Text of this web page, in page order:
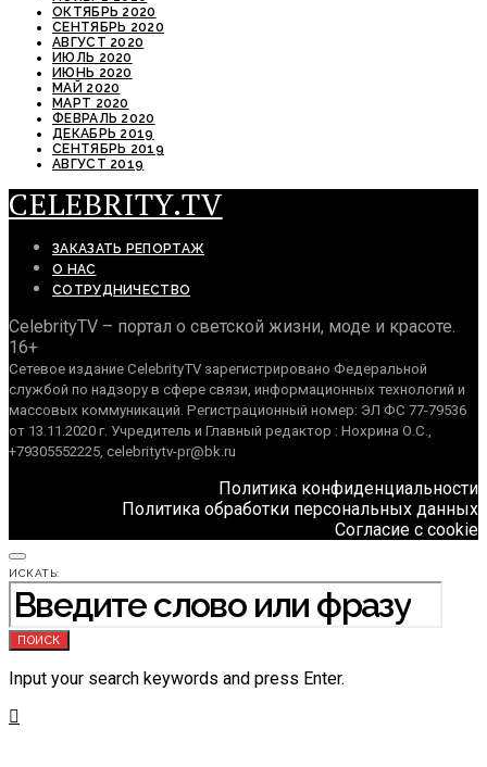
ОКТЯБРЬ 2020
СЕНТЯБРЬ 2020
АВГУСТ 2020
ИЮЛЬ 2020
ИЮНЬ 2020
МАЙ 2020
МАРТ 2020
ФЕВРАЛЬ 2020
ДЕКАБРЬ 2019
СЕНТЯБРЬ 2019
АВГУСТ 2019
CELEBRITY.TV
ЗАКАЗАТЬ РЕПОРТАЖ
О НАС
СОТРУДНИЧЕСТВО
CelebrityTV – портал о светской жизни, моде и красоте.
16+
Сетевое издание CelebrityTV зарегистрировано Федеральной
службой по надзору в сфере связи, информационных технологий и
массовых коммуникаций. Регистрационный номер: ЭЛ ФС 77-79536
от 13.11.2020 г. Учредитель и Главный редактор : Нохрина О.С.,
+79305552225, celebritytv-pr@bk.ru
Политика конфиденциальности
Политика обработки персональных данных
Согласие с cookie
ИСКАТЬ:
ПОИСК
Input your search keywords and press Enter.